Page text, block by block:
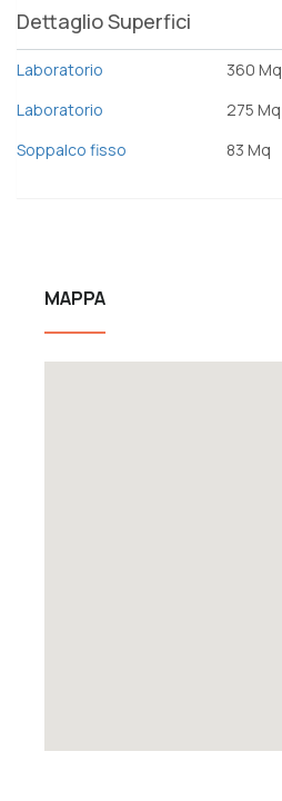
Dettaglio Superfici
Laboratorio 360 Mq
Laboratorio
275 Mq
Soppalco fisso
83 Mq
MAPPA